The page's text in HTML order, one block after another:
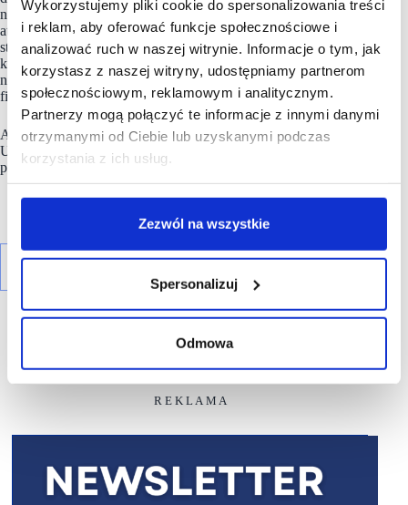
Wykorzystujemy pliki cookie do spersonalizowania treści
i reklam, aby oferować funkcje społecznościowe i
analizować ruch w naszej witrynie. Informacje o tym, jak
korzystasz z naszej witryny, udostępniamy partnerom
społecznościowym, reklamowym i analitycznym.
Partnerzy mogą połączyć te informacje z innymi danymi
otrzymanymi od Ciebie lub uzyskanymi podczas
korzystania z ich usług.
Zezwól na wszystkie
Spersonalizuj
Odmowa
nowe możliwości rozwoju w modelu capital‑light, zapewniając
atrakcyjne zwroty dla akcjonariuszy. Ambicje te wspiera
strategia zrównoważonego rozwoju „Better Places”,
która ugruntowała pozycję URW jako lidera branży
nieruchomości oraz jednej ze 100 najbardziej zrównoważonych
firm na świecie.
AkcjeURWsą notowane na giełdzie Euronext Paris (Ticker:
URW). Grupa otrzymała rating BBB+ przyznany
przez Standard & Poor’s oraz Baa2 według Moody’s.
R E K L A M A